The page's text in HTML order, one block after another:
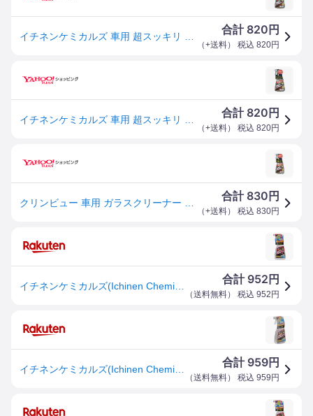
合計 820 円
（+送料） 税込 820円
合計 820 円
（+送料） 税込 820円
合計 830 円
（+送料） 税込 830円
合計 952 円
（送料無料） 税込 952 円
合計 959円
（送料無料） 税込 959 円